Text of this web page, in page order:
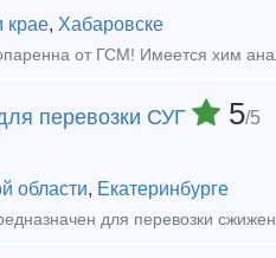
крае, Хабаровске
перевозки СУГ 5/5
области, Екатеринбурге